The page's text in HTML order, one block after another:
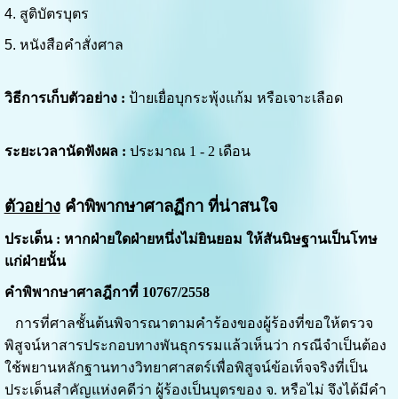
4. สูติบัตรบุตร
5. หนังสือคำสั่งศาล
วิธีการเก็บตัวอย่าง : ป้ายเยื่อบุกระพุ้งแก้ม หรือเจาะเลือด
ระยะเวลานัดฟังผล : ประมาณ 1 - 2 เดือน
ตัวอย่างคำพิพากษาศาลฏีกา ที่น่าสนใจ
ประเด็น : หากฝ่ายใดฝ่ายหนึ่งไม่ยินยอม ให้สันนิษฐานเป็นโทษ
แก่ฝ่ายนั้น
คำพิพากษาศาลฎีกาที่ 10767/2558
การที่ศาลชั้นต้นพิจารณาตามคำร้องของผู้ร้องที่ขอให้ตรวจ
พิสูจน์หาสารประกอบทางพันธุกรรมแล้วเห็นว่า กรณีจำเป็นต้อง
ใช้พยานหลักฐานทางวิทยาศาสตร์เพื่อพิสูจน์ข้อเท็จจริงที่เป็น
ประเด็นสำคัญแห่งคดีว่า ผู้ร้องเป็นบุตรของ จ. หรือไม่ จึงได้มีคำ